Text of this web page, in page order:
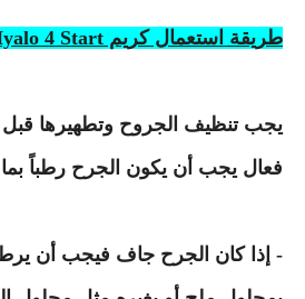
طريقة استعمال كريم Hyalo 4 Start:
يجب تنظيف الجروح وتطهيرها قبل
فعال يجب أن يكون الجرح رطباً بما
- إذا كان الجرح جاف فيجب أن